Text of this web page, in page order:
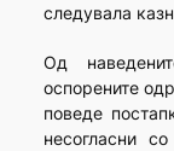
следувала
Од
оспорените
поведе
несогласни